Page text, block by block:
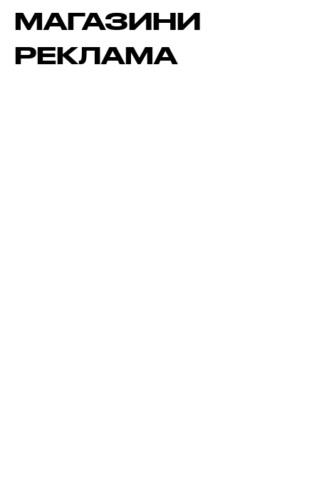
МАГАЗИНИ
РЕКЛАМА